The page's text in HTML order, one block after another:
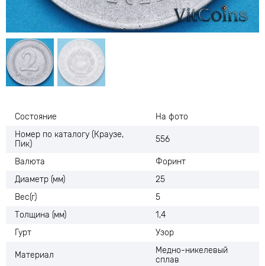
Состояние
На фото
Номер по каталогу (Краузе,
Пик)
556
Валюта
Форинт
Диаметр (мм)
25
Вес(г)
5
Толщина (мм)
1,4
Гурт
Узор
Материал
Медно-никелевый
сплав